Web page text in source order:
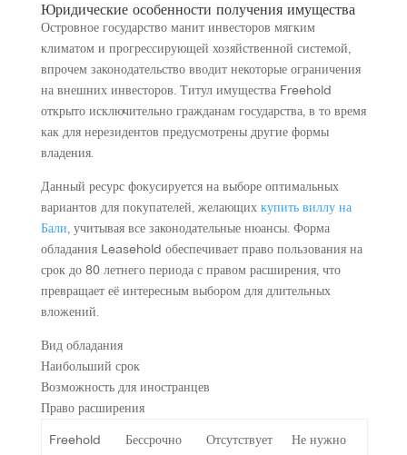
Юридические особенности получения имущества
Островное государство манит инвесторов мягким
климатом и прогрессирующей хозяйственной системой,
впрочем законодательство вводит некоторые ограничения
на внешних инвесторов. Титул имущества Freehold
открыто исключительно гражданам государства, в то время
как для нерезидентов предусмотрены другие формы
владения.
Данный ресурс фокусируется на выборе оптимальных
вариантов для покупателей, желающих купить виллу на
Бали, учитывая все законодательные нюансы. Форма
обладания Leasehold обеспечивает право пользования на
срок до 80 летнего периода с правом расширения, что
превращает её интересным выбором для длительных
вложений.
Вид обладания
Наибольший срок
Возможность для иностранцев
Право расширения
Freehold
Бессрочно Отсутствует Не нужно